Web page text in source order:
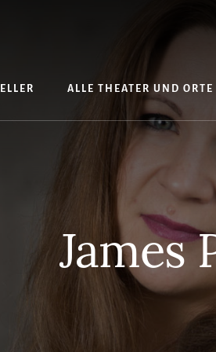
ALLE THEATER UND ORTE
James